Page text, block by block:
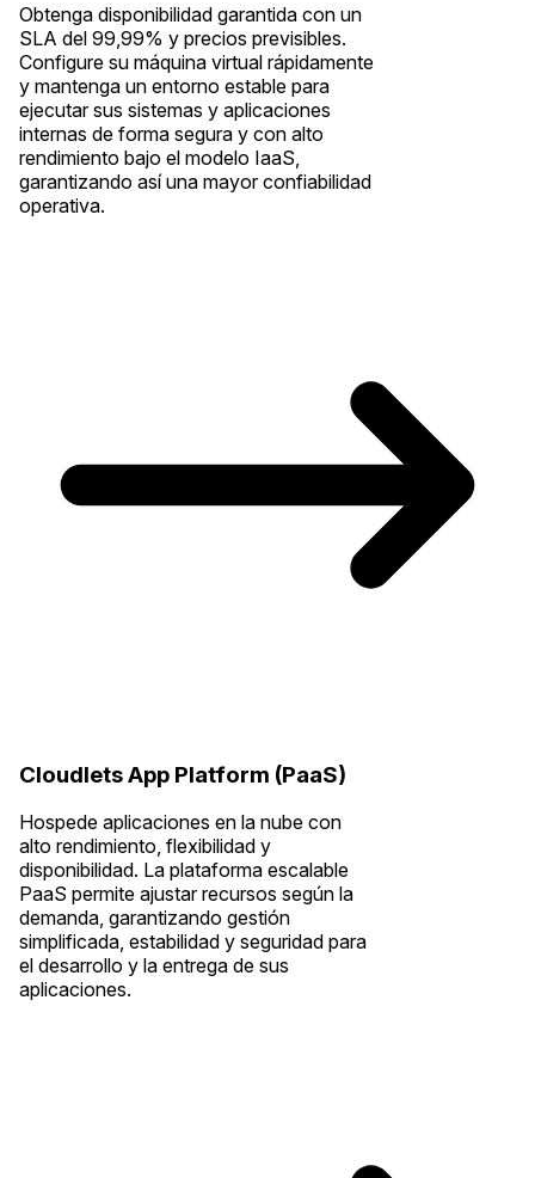
Obtenga disponibilidad garantida con un
SLA del 99,99% y precios previsibles.
Configure su máquina virtual rápidamente
y mantenga un entorno estable para
ejecutar sus sistemas y aplicaciones
internas de forma segura y con alto
rendimiento bajo el modelo IaaS,
garantizando así una mayor confiabilidad
operativa.
Cloudlets App Platform (PaaS)
Hospede aplicaciones en la nube con
alto rendimiento, flexibilidad y
disponibilidad. La plataforma escalable
PaaS permite ajustar recursos según la
demanda, garantizando gestión
simplificada, estabilidad y seguridad para
el desarrollo y la entrega de sus
aplicaciones.